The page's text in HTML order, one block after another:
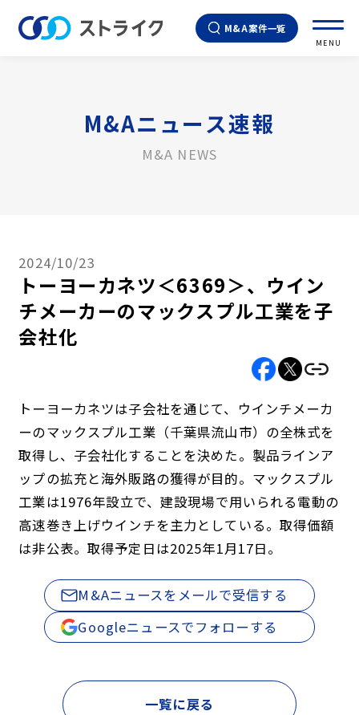
M&A案件一覧
MENU
M&Aニュース速報
M&A NEWS
2024/10/23
トーヨーカネツ＜6369＞、ウイン
チメーカーのマックスプル工業を子
会社化
トーヨーカネツは子会社を通じて、ウインチメーカ
ーのマックスプル工業（千葉県流山市）の全株式を
取得し、子会社化することを決めた。製品ラインア
ップの拡充と海外販路の獲得が目的。マックスプル
工業は1976年設立で、建設現場で用いられる電動の
高速巻き上げウインチを主力としている。取得価額
は非公表。取得予定日は2025年1月17日。
M&Aニュースをメールで受信する
Googleニュースでフォローする
一覧に戻る